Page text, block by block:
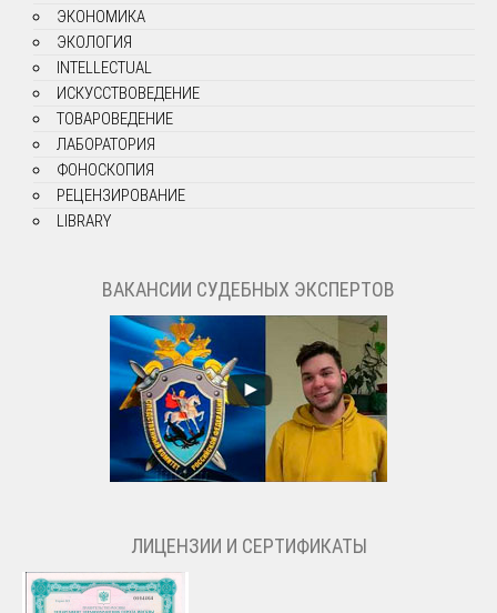
ЭКОНОМИКА
ЭКОЛОГИЯ
INTELLECTUAL
ИСКУССТВОВЕДЕНИЕ
ТОВАРОВЕДЕНИЕ
ЛАБОРАТОРИЯ
ФОНОСКОПИЯ
РЕЦЕНЗИРОВАНИЕ
LIBRARY
ВАКАНСИИ СУДЕБНЫХ ЭКСПЕРТОВ
ЛИЦЕНЗИИ И СЕРТИФИКАТЫ